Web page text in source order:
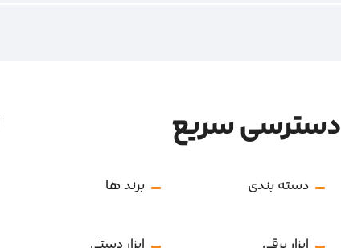
دسترسی سریع
دسته بندی برند ها